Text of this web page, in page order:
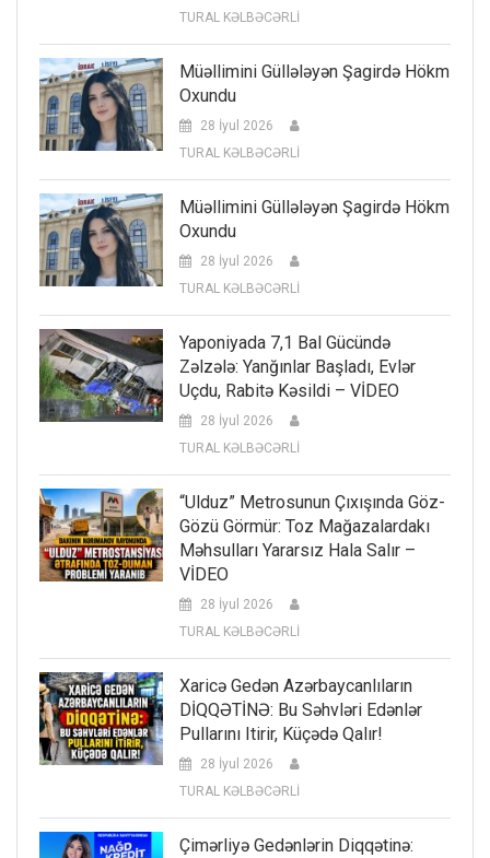
TURAL KƏLBƏCƏRLİ
Müəllimini Güllələyən Şagirdə Hökm
Oxundu
28 İyul 2026
TURAL KƏLBƏCƏRLİ
Müəllimini Güllələyən Şagirdə Hökm
Oxundu
28 İyul 2026
TURAL KƏLBƏCƏRLİ
Yaponiyada 7,1 Bal Gücündə
Zəlzələ: Yanğınlar Başladı, Evlər
Uçdu, Rabitə Kəsildi – VİDEO
28 İyul 2026
TURAL KƏLBƏCƏRLİ
“Ulduz” Metrosunun Çıxışında Göz-
Gözü Görmür: Toz Mağazalardakı
Məhsulları Yararsız Hala Salır –
VİDEO
28 İyul 2026
TURAL KƏLBƏCƏRLİ
Xaricə Gedən Azərbaycanlıların
DİQQƏTİNƏ: Bu Səhvləri Edənlər
Pullarını Itirir, Küçədə Qalır!
28 İyul 2026
TURAL KƏLBƏCƏRLİ
Çimərliyə Gedənlərin Diqqətinə: